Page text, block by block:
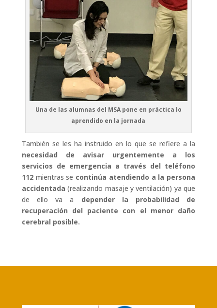
Una de las alumnas del MSA pone en práctica lo
aprendido en la jornada
También se les ha instruido en lo que se refiere a la
necesidad de avisar urgentemente a los
servicios de emergencia a través del teléfono
112mientras se continúa atendiendo a la persona
accidentada (realizando masaje y ventilación) ya que
de ello va a depender la probabilidad de
recuperación del paciente con el menor daño
cerebral posible.